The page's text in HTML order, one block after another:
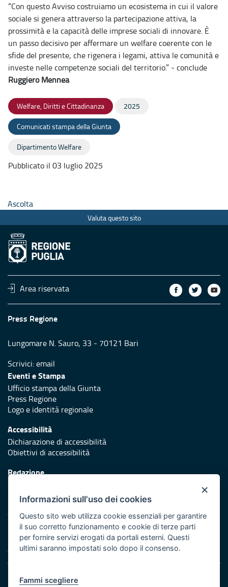
“Con questo Avviso costruiamo un ecosistema in cui il valore
sociale si genera attraverso la partecipazione attiva, la
prossimità e la capacità delle imprese sociali di innovare. È
un passo decisivo per affermare un welfare coerente con le
sfide del presente, che rigenera i legami, attiva le comunità e
investe nelle competenze sociali del territorio.” - conclude
Ruggiero Mennea
Welfare, Diritti e Cittadinanza 2025
Comunicati stampa della Giunta
Dipartimento Welfare
Pubblicato il 03 luglio 2025
Ascolta
Valuta questo sito
Area riservata
Press Regione
Lungomare N. Sauro, 33 - 70121 Bari
Scrivici:email
Eventi e Stampa
Ufficio stampa della Giunta
Press Regione
Logo e identità regionale
Accessibilità
Dichiarazione di accessibilità
Obiettivi di accessibilità
Redazione
Protezione civile
Vai al sito di Protezione Civile Puglia
Iniziativa finanziata con risorse del POR Puglia 2014/2020 -
Asse XI
Note legali
×
Informazioni sull'uso dei cookies
Questo sito web utilizza cookie essenziali per garantire
il suo corretto funzionamento e cookie di terze parti
per fornire servizi erogati da portali esterni. Questi
ultimi saranno impostati solo dopo il consenso.
Fammi scegliere